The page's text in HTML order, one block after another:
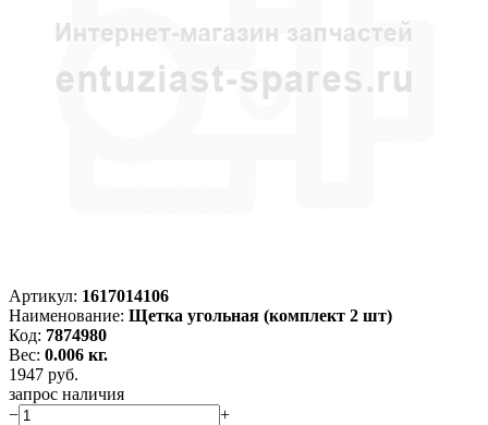
Артикул: 1617014106
Наименование: Щетка угольная (комплект 2 шт)
Код: 7874980
Вес: 0.006 кг.
1947 руб.
запрос наличия
−
+